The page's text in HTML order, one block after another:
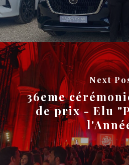
Next
36eme
de prix - Elu